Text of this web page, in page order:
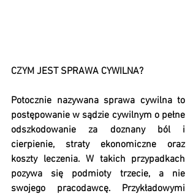
CZYM JEST SPRAWA CYWILNA?
Potocznie nazywana sprawa cywilna to
postępowanie w sądzie cywilnym o pełne
odszkodowanie za doznany ból i
cierpienie, straty ekonomiczne oraz
koszty leczenia. W takich przypadkach
pozywa się podmioty trzecie, a nie
swojego pracodawcę. Przykładowymi